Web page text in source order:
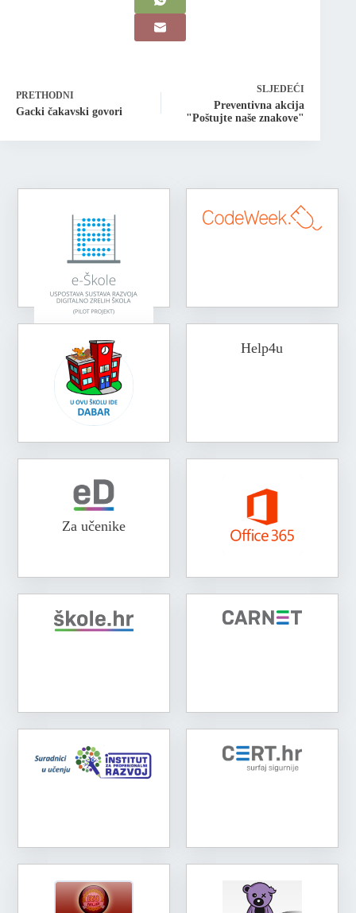
PRETHODNI
Gacki čakavski govori
SLJEDEĆI
Preventivna akcija
"Poštujte naše znakove"
Help4u
Za učenike